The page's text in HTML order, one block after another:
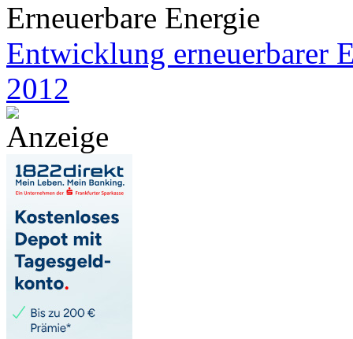
Erneuerbare Energie
Entwicklung erneuerbarer
2012
Anzeige